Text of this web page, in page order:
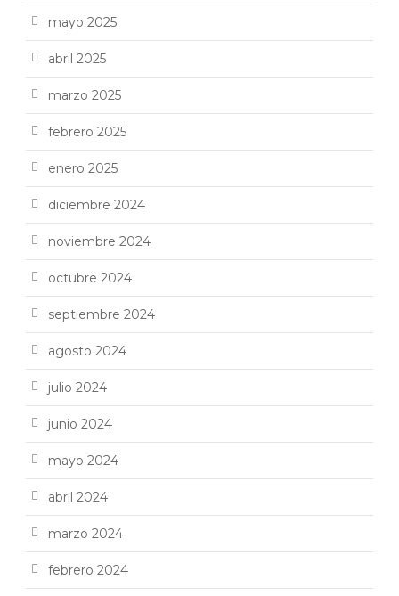
mayo 2025
abril 2025
marzo 2025
febrero 2025
enero 2025
diciembre 2024
noviembre 2024
octubre 2024
septiembre 2024
agosto 2024
julio 2024
junio 2024
mayo 2024
abril 2024
marzo 2024
febrero 2024